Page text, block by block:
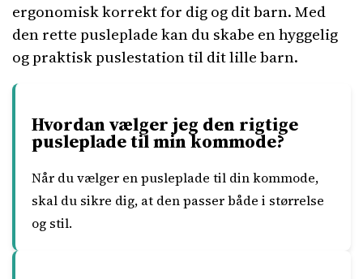
ergonomisk korrekt for dig og dit barn. Med
den rette pusleplade kan du skabe en hyggelig
og praktisk puslestation til dit lille barn.
Hvordan vælger jeg den rigtige
pusleplade til min kommode?
Når du vælger en pusleplade til din kommode,
skal du sikre dig, at den passer både i størrelse
og stil.